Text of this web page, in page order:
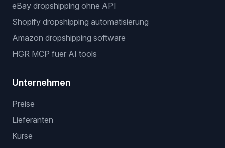
eBay dropshipping ohne API
Shopify dropshipping automatisierung
Amazon dropshipping software
HGR MCP fuer AI tools
Unternehmen
Preise
Lieferanten
Kurse